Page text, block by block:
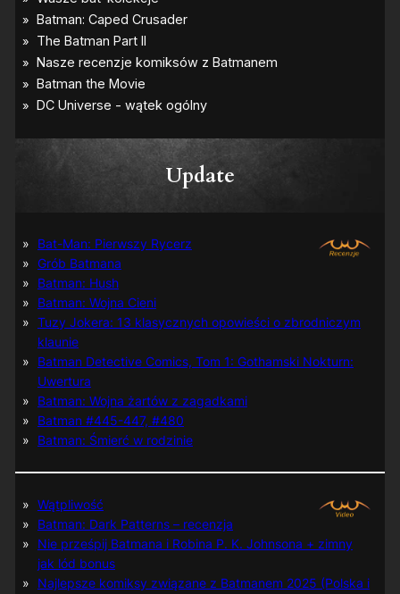
Update
Bat-Man: Pierwszy Rycerz
Grób Batmana
Batman: Hush
Batman: Wojna Cieni
Tuzy Jokera: 13 klasycznych opowieści o zbrodniczym
klaunie
Batman Detective Comics, Tom 1: Gothamski Nokturn:
Uwertura
Batman: Wojna żartów z zagadkami
Batman #445-447, #480
Batman: Śmierć w rodzinie
Wątpliwość
Batman: Dark Patterns – recenzja
Nie prześpij Batmana i Robina P. K. Johnsona + zimny
jak lód bonus
Najlepsze komiksy związane z Batmanem 2025 (Polska i